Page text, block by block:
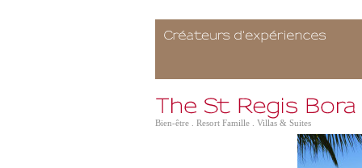
Bien-être . Resort Famille . Villas & Suites